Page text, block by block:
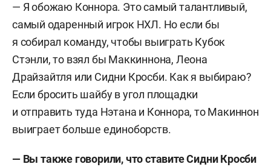
— Я обожаю Коннора. Это самый талантливый,
самый одаренный игрок НХЛ. Но если бы
я собирал команду, чтобы выиграть Кубок
Стэнли, то взял бы Маккиннона, Леона
Драйзайтля или Сидни Кросби. Как я выбираю?
Если бросить шайбу в угол площадки
и отправить туда Нэтана и Коннора, то Макиннон
выиграет больше единоборств.
— Вы также говорили, что ставите Сидни Кросби